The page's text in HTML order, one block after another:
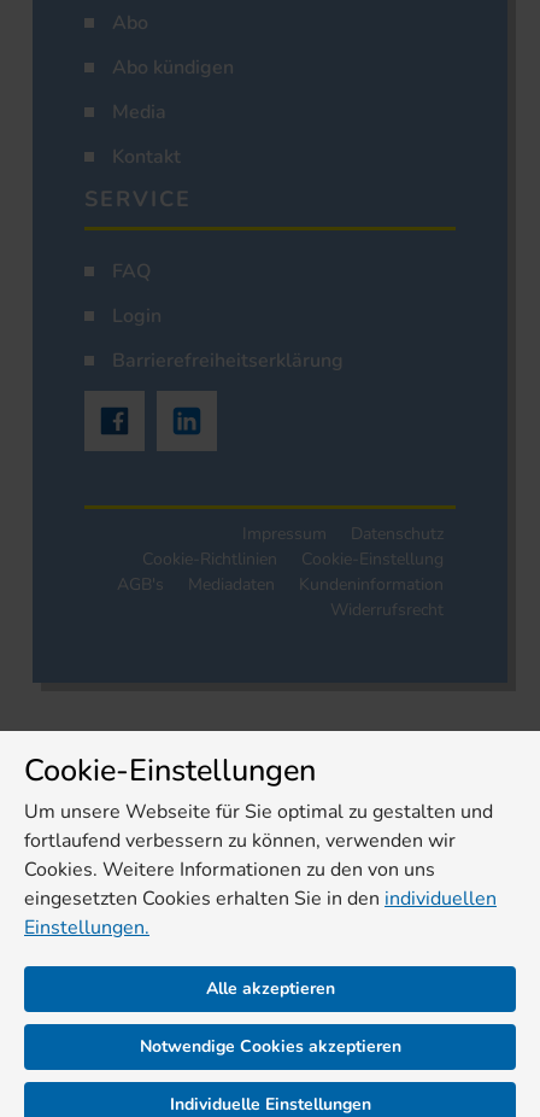
Abo
Abo kündigen
Media
Kontakt
SERVICE
FAQ
Login
Barrierefreiheitserklärung
Impressum
Datenschutz
Cookie-Richtlinien
Cookie-Einstellung
AGB's
Mediadaten
Kundeninformation
Widerrufsrecht
Cookie-Einstellungen
Um unsere Webseite für Sie optimal zu gestalten und
fortlaufend verbessern zu können, verwenden wir
Cookies. Weitere Informationen zu den von uns
eingesetzten Cookies erhalten Sie in den individuellen
Einstellungen.
Alle akzeptieren
Notwendige Cookies akzeptieren
Individuelle Einstellungen